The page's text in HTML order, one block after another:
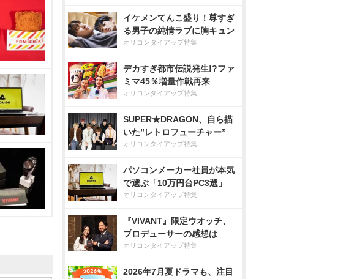
イケメンてんこ盛り！尊すぎ
る男子の純情ラブに胸キュン
オリコンタイアップ特集
デカすぎ都市伝説発生!?ファ
ミマ45％増量作戦再来
オリコンタイアップ特集
SUPER★DRAGON、自ら描
いた”レトロフューチャー”
オリコンタイアップ特集
パソコンメーカー社員が本気
で選ぶ「10万円台PC3選」
オリコンタイアップ特集
『VIVANT』限定ウオッチ、
プロデューサーの感想は
オリコンタイアップ特集
2026年7月夏ドラマも、注目